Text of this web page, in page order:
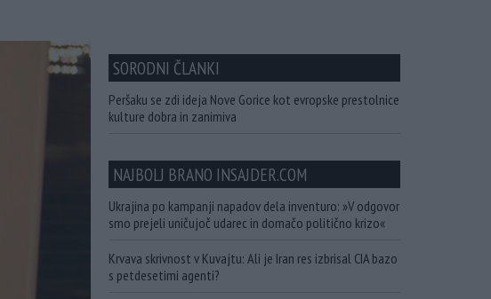
SORODNI ČLANKI
Peršaku se zdi ideja Nove Gorice kot evropske prestolnice
kulture dobra in zanimiva
NAJBOLJ BRANO INSAJDER.COM
Ukrajina po kampanji napadov dela inventuro: »V odgovor
smo prejeli uničujoč udarec in domačo politično krizo«
Krvava skrivnost v Kuvajtu: Ali je Iran res izbrisal CIA bazo
s petdesetimi agenti?